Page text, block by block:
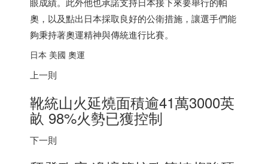
奧，以及點出日本採取良好的公衛措施，讓選手們能
夠秉持著奧運精神與傳統進行比賽。
日本 美國 奧運
上一則
靴統山火延燒面積逾41萬3000英
畝 98%火勢已獲控制
下一則